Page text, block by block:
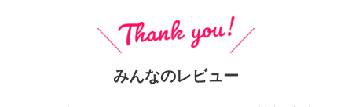
みんなのレビュー